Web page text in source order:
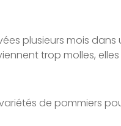
plusieurs mois
trop molles,
de pommiers